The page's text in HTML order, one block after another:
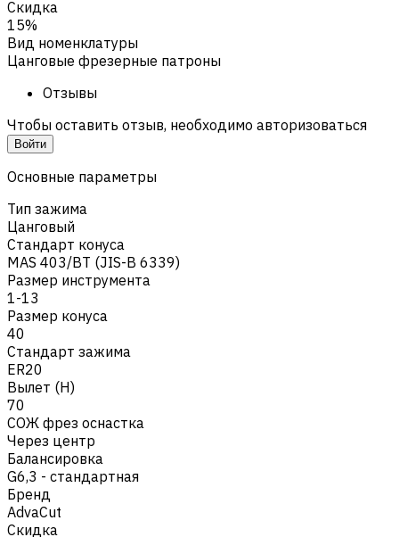
Скидка
15%
Вид номенклатуры
Цанговые фрезерные патроны
Отзывы
Чтобы оставить отзыв, необходимо авторизоваться
Войти
Основные параметры
Тип зажима
Цанговый
Стандарт конуса
MAS 403/BT (JIS-B 6339)
Размер инструмента
1-13
Размер конуса
40
Стандарт зажима
ER20
Вылет (H)
70
СОЖ фрез оснастка
Через центр
Балансировка
G6,3 - стандартная
Бренд
AdvaCut
Скидка